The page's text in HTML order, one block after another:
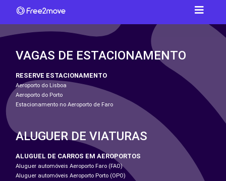
VAGAS DE ESTACIONAMENTO
RESERVE ESTACIONAMENTO
Aeroporto do Lisboa
Aeroporto do Porto
Estacionamento no Aeroporto de Faro
ALUGUER DE VIATURAS
ALUGUEL DE CARROS EM AEROPORTOS
Aluguer automóveis Aeroporto Faro (FAO)
Aluguer automóveis Aeroporto Porto (OPO)